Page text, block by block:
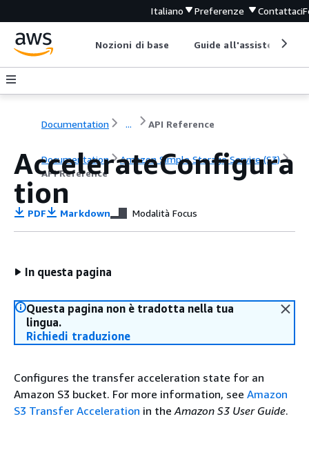
Italiano Preferenze Contattaci
Nozioni di base Guide all'assistenza
Documentation ... API Reference
Documentation
Amazon Simple Storage Service (S3)
API Reference
AccelerateConfigura
tion
PDF Markdown Modalità Focus
In questa pagina
Questa pagina non è tradotta nella tua
lingua.
Richiedi traduzione
Configures the transfer acceleration state for an
Amazon S3 bucket. For more information, see Amazon
S3 Transfer Acceleration in theAmazon S3 User Guide.